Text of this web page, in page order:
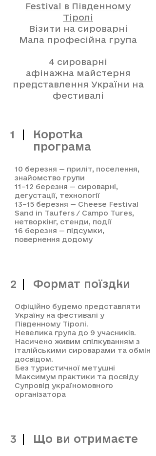
Festival в Південному
Тіролі
Візити на сироварні
Мала професійна група
4 сироварні
афінажна майстерня
представлення України на
фестивалі
1
Коротка
програма
10 березня — приліт, поселення,
знайомство групи
11–12 березня — сироварні,
дегустації, технології
13–15 березня — Cheese Festival
Sand in Taufers / Campo Tures,
нетворкінг, стенди, події
16 березня — підсумки,
повернення додому
2 Формат поїздки
​Офіційно будемо представляти
Україну на фестивалі у
Південному Тіролі.
Невелика група до 9 учасників.
Насичено живим спілкуванням з
італійськими сироварами та обмін
досвідом.
Без туристичної метушні
Максимум практики та досвіду
Супровід україномовного
організатора
3 Що ви отримаєте